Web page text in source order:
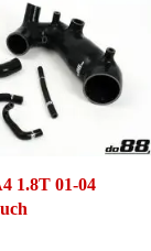
1.8T 01-04